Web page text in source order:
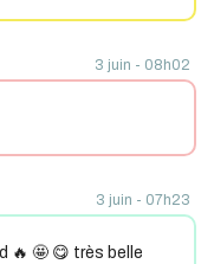
3 juin - 08h02
3 juin - 07h23
🔥 🤩 😋 très belle